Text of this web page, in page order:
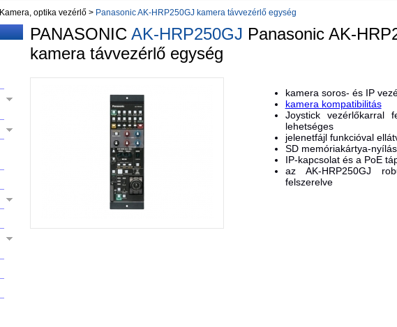
Kamera, optika vezérlő > Panasonic AK-HRP250GJ kamera távvezérlő egység
PANASONIC AK-HRP250GJ Panasonic AK-
kamera távvezérlő egység
kamera soros- és IP
kamera kompatibilitás
Joystick vezérlőkarral
lehetséges
jelenetfájl funkcióval
SD memóriakártya-
IP-kapcsolat és a PoE
az AK-HRP250GJ
felszerelve